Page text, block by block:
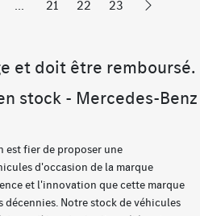
... 21 22 23
et doit être remboursé.
stock - Mercedes-Benz
est fier de proposer une
d'occasion de la marque
et l'innovation que cette marque
Notre stock de véhicules